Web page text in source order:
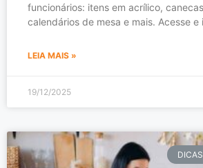
funcionários: itens em acrílico,
calendários de mesa e mais. Acesse e
LEIA MAIS »
19/12/2025